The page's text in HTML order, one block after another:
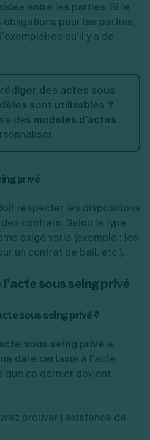
entre les parties. Si le
pour les parties,
qu’il y a de
des actes sous
sont utilisables ?
des modèles d’actes
privé
respecter les dispositions
contrats. Selon le type
exigé varie (exemple : les
un contrat de bail, etc.).
sous seing privé
sous seing privé ?
sous seing privé a
date certaine à l’acte.
que ce dernier devient
prouver l’existence de